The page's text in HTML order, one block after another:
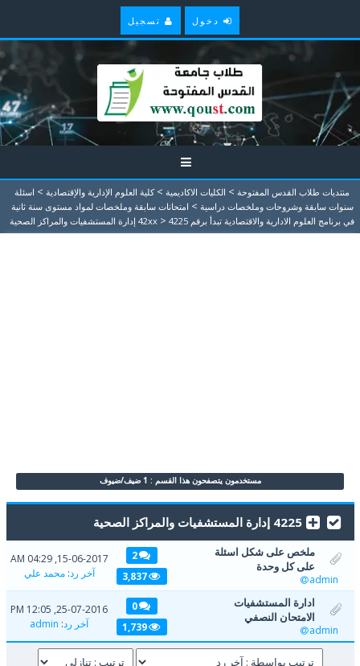
دخول تسجيل
منتديات طلاب القدس المفتوحة > الكليات الاكاديمية > كلية العلوم الإدارية والإقتصادية > اسئلة
سنوات سابقة وشروحات وملخصات دراسية > امتحانات سابقة وملخصات لمواد مستوى سنة ثانية
في برنامج العلوم الادارية والاقتصادية تبدأ برقم 42xx
> 4225 إدارة المستشفيات والمراكز الصحية
مستخدمون يتصفحون هذا القسم : 1 ضيف/ضيوف
4225 إدارة المستشفيات والمراكز الصحية
ملخص على شكل اسئلة
على كل وحدة
admin
2
3,837
15-06-2017, 04:29 AM
آخر رد:محمد علي
ادارة المستشفيات
الامتحان النصفي
admin
0
1,739
25-07-2016, 12:05 PM
آخر رد:
admin